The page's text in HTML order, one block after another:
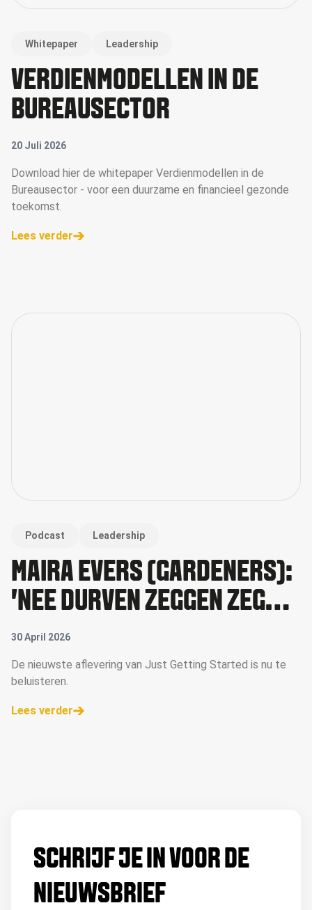
Whitepaper Leadership
VERDIENMODELLEN IN DE
BUREAUSECTOR
20 Juli 2026
Download hier de whitepaper Verdienmodellen in de
Bureausector - voor een duurzame en financieel gezonde
toekomst.
Lees verder
Podcast Leadership
MAIRA EVERS (GARDENERS):
'NEE DURVEN ZEGGEN ZEGT
VEEL OVER JE BUREAU'
30 April 2026
De nieuwste aflevering van Just Getting Started is nu te
beluisteren.
Lees verder
SCHRIJF JE IN VOOR DE
NIEUWSBRIEF